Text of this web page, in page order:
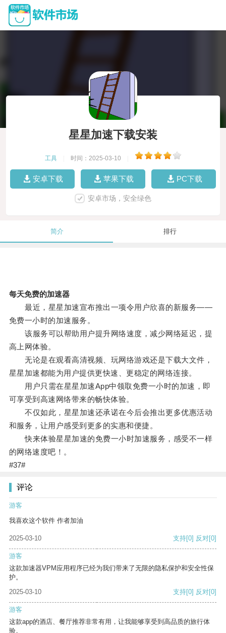
星星加速下载安装
工具 时间：2025-03-10
安卓下载 苹果下载 PC下载
安卓市场，安全绿色
简介 排行
每天免费的加速器
最近，星星加速宣布推出一项令用户欣喜的新服务——
免费一小时的加速服务。
该服务可以帮助用户提升网络速度，减少网络延迟，提
高上网体验。
无论是在观看高清视频、玩网络游戏还是下载大文件，
星星加速都能为用户提供更快速、更稳定的网络连接。
用户只需在星星加速App中领取免费一小时的加速，即
可享受到高速网络带来的畅快体验。
不仅如此，星星加速还承诺在今后会推出更多优惠活动
和服务，让用户感受到更多的实惠和便捷。
快来体验星星加速的免费一小时加速服务，感受不一样
的网络速度吧！。
#37#
评论
游客
我喜欢这个软件 作者加油
2025-03-10 支持[0] 反对[0]
游客
这款加速器VPM应用程序已经为我们带来了无限的隐私保护和安全性保
护。
2025-03-10
支持[0] 反对[0]
游客
这款app的酒店、餐厅推荐非常有用，让我能够享受到高品质的旅行体
验。